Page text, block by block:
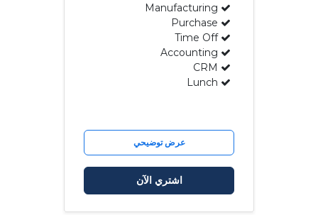
Manufacturing
Purchase
Time Off
Accounting
CRM
Lunch
عرض توضيحي
اشتري الآن